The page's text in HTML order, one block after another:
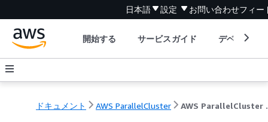
日本語 設定 お問い合わせフィー
開始する サービスガイド デベロッパ
ドキュメント AWS ParallelCluster AWS